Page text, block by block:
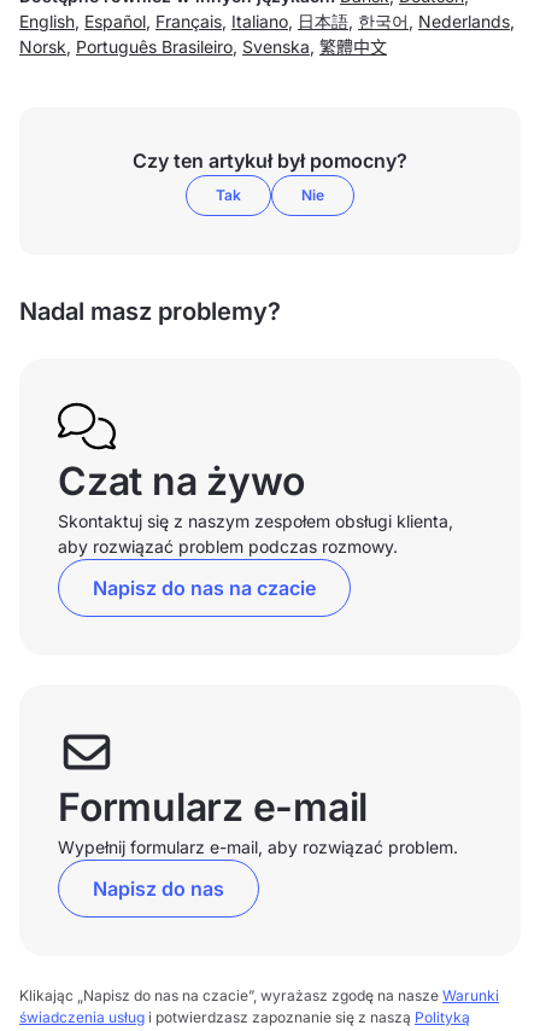
English, Español, Français, Italiano, 日本語, 한국어 , Nederlands,
Norsk, Português Brasileiro, Svenska, 繁體中文
Czy ten artykuł był pomocny?
Tak Nie
Nadal masz problemy?
Czat na żywo
Skontaktuj się z naszym zespołem obsługi klienta,
aby rozwiązać problem podczas rozmowy.
Napisz do nas na czacie
Formularz e-mail
Wypełnij formularz e-mail, aby rozwiązać problem.
Napisz do nas
Klikając „Napisz do nas na czacie”, wyrażasz zgodę na nasze Warunki
świadczenia usług i potwierdzasz zapoznanie się z naszą Polityką